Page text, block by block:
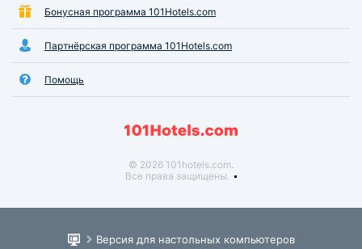
Бонусная программа 101Hotels.com
Партнёрская программа 101Hotels.com
Помощь
© 2026 101hotels.com.
Все права защищены.
Версия для настольных компьютеров